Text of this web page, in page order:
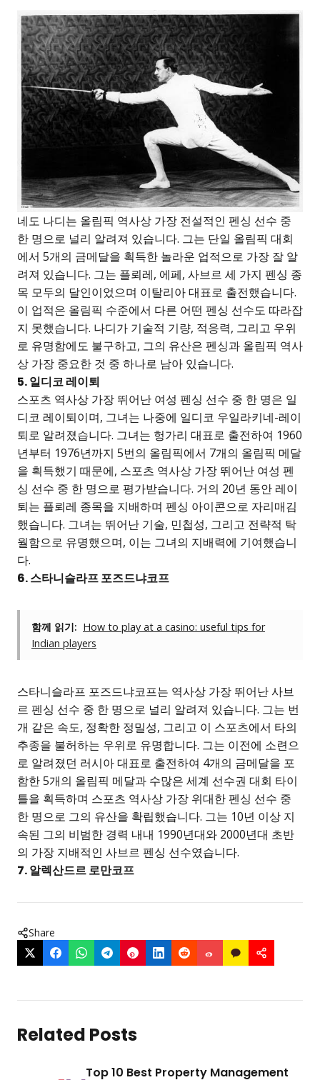
네도 나디는 올림픽 역사상 가장 전설적인 펜싱 선수 중
한 명으로 널리 알려져 있습니다. 그는 단일 올림픽 대회
에서 5개의 금메달을 획득한 놀라운 업적으로 가장 잘 알
려져 있습니다. 그는 플뢰레, 에페, 사브르 세 가지 펜싱 종
목 모두의 달인이었으며 이탈리아 대표로 출전했습니다.
이 업적은 올림픽 수준에서 다른 어떤 펜싱 선수도 따라잡
지 못했습니다. 나디가 기술적 기량, 적응력, 그리고 우위
로 유명함에도 불구하고, 그의 유산은 펜싱과 올림픽 역사
상 가장 중요한 것 중 하나로 남아 있습니다.
5. 일디코 레이퇴
스포츠 역사상 가장 뛰어난 여성 펜싱 선수 중 한 명은 일
디코 레이퇴이며, 그녀는 나중에 일디코 우일라키네-레이
퇴로 알려졌습니다. 그녀는 헝가리 대표로 출전하여 1960
년부터 1976년까지 5번의 올림픽에서 7개의 올림픽 메달
을 획득했기 때문에, 스포츠 역사상 가장 뛰어난 여성 펜
싱 선수 중 한 명으로 평가받습니다. 거의 20년 동안 레이
퇴는 플뢰레 종목을 지배하며 펜싱 아이콘으로 자리매김
했습니다. 그녀는 뛰어난 기술, 민첩성, 그리고 전략적 탁
월함으로 유명했으며, 이는 그녀의 지배력에 기여했습니
다.
6. 스타니슬라프 포즈드냐코프
함께 읽기: How to play at a casino: useful tips for
Indian players
스타니슬라프 포즈드냐코프는 역사상 가장 뛰어난 사브
르 펜싱 선수 중 한 명으로 널리 알려져 있습니다. 그는 번
개 같은 속도, 정확한 정밀성, 그리고 이 스포츠에서 타의
추종을 불허하는 우위로 유명합니다. 그는 이전에 소련으
로 알려졌던 러시아 대표로 출전하여 4개의 금메달을 포
함한 5개의 올림픽 메달과 수많은 세계 선수권 대회 타이
틀을 획득하며 스포츠 역사상 가장 위대한 펜싱 선수 중
한 명으로 그의 유산을 확립했습니다. 그는 10년 이상 지
속된 그의 비범한 경력 내내 1990년대와 2000년대 초반
의 가장 지배적인 사브르 펜싱 선수였습니다.
7. 알렉산드르 로만코프
Share
Related Posts
Top 10 Best Property Management